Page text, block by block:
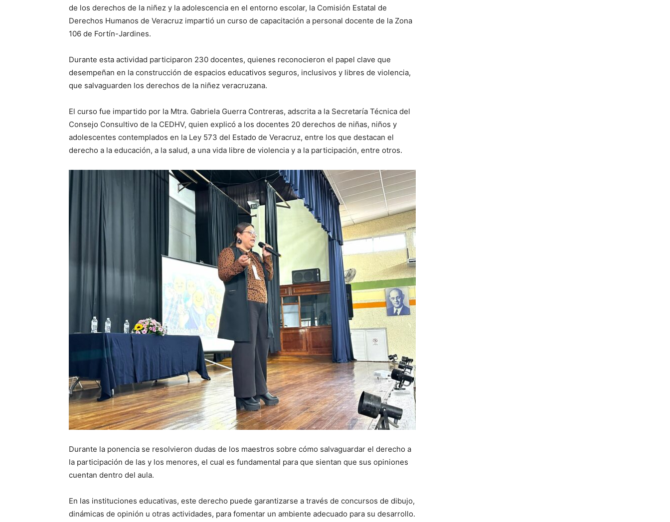
de los derechos de la niñez y la adolescencia en el entorno escolar, la Comisión Estatal de
Derechos Humanos de Veracruz impartió un curso de capacitación a personal docente de la Zona
106 de Fortín-Jardines.
Durante esta actividad participaron 230 docentes, quienes reconocieron el papel clave que
desempeñan en la construcción de espacios educativos seguros, inclusivos y libres de violencia,
que salvaguarden los derechos de la niñez veracruzana.
El curso fue impartido por la Mtra. Gabriela Guerra Contreras, adscrita a la Secretaría Técnica del
Consejo Consultivo de la CEDHV, quien explicó a los docentes 20 derechos de niñas, niños y
adolescentes contemplados en la Ley 573 del Estado de Veracruz, entre los que destacan el
derecho a la educación, a la salud, a una vida libre de violencia y a la participación, entre otros.
Durante la ponencia se resolvieron dudas de los maestros sobre cómo salvaguardar el derecho a
la participación de las y los menores, el cual es fundamental para que sientan que sus opiniones
cuentan dentro del aula.
En las instituciones educativas, este derecho puede garantizarse a través de concursos de dibujo,
dinámicas de opinión u otras actividades, para fomentar un ambiente adecuado para su desarrollo.